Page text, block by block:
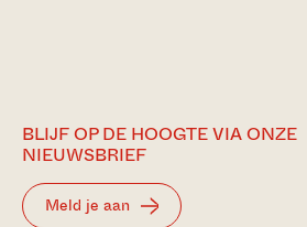
BLIJF OP DE HOOGTE VIA ONZE
NIEUWSBRIEF
Meld je aan